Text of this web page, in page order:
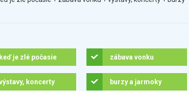
keď je zlé počasie zábava vonku
koncerty burzy a jarmoky